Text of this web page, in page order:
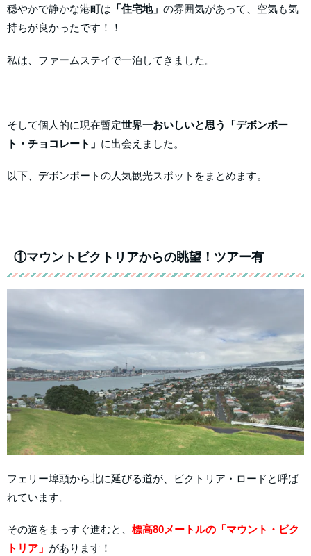
穏やかで静かな港町は 「住宅地」 の雰囲気があって、空気も気
持ちが良かったです！！
私は、ファームステイで一泊してきました。
そして個人的に現在暫定世界一おいしいと思う「デボンポー
ト・チョコレート」 に出会えました。
以下、デボンポートの人気観光スポットをまとめます。
①マウントビクトリアからの眺望！ツアー有
フェリー埠頭から北に延びる道が、ビクトリア・ロードと呼ば
れています。
その道をまっすぐ進むと、 標高80メートルの「マウント・ビク
トリア」 があります！